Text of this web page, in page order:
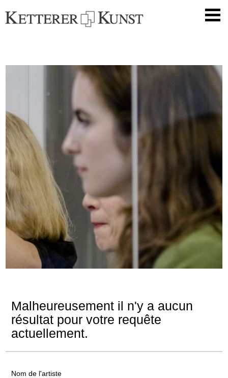
Malheureusement il n'y a aucun
résultat pour votre requête
actuellement.
Nom de l'artiste